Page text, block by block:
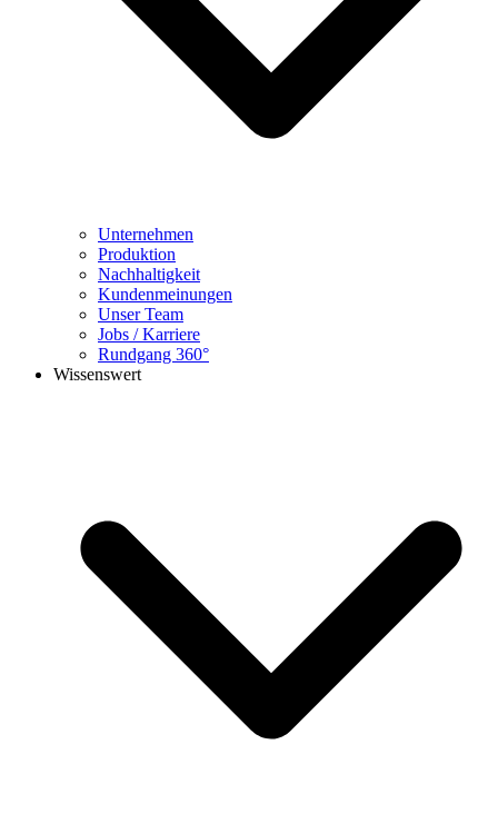
Unternehmen
Produktion
Nachhaltigkeit
Kundenmeinungen
Unser Team
Jobs / Karriere
Rundgang 360°
Wissenswert